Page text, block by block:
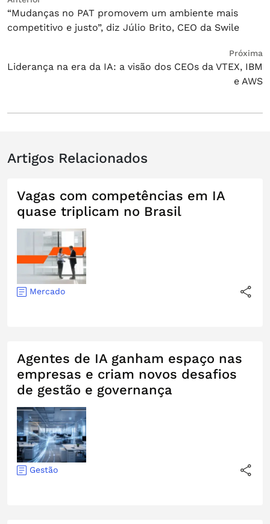
de
Post
anterior:
“Mudanças no PAT promovem um ambiente mais
competitivo e justo”, diz Júlio Brito, CEO da Swile
Próxima
post:
Liderança na era da IA: a visão dos CEOs da VTEX, IBM
e AWS
Artigos Relacionados
Vagas com competências em IA
quase triplicam no Brasil
Mercado
Agentes de IA ganham espaço nas
empresas e criam novos desafios
de gestão e governança
Gestão